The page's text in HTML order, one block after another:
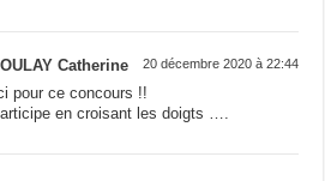
Catherine 20 décembre 2020 à 22:44
pour ce concours !!
en croisant les doigts ….